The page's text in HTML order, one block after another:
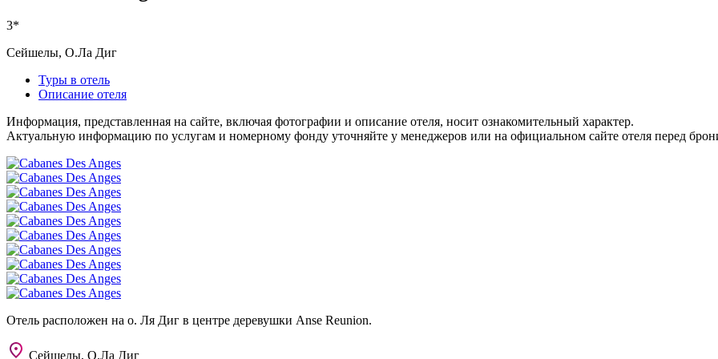
3*
Сейшелы, О.Ла Диг
Туры в отель
Описание отеля
Информация, представленная на сайте, включая фотографии и описание отеля, носит ознакомительный характер.
Актуальную информацию по услугам и номерному фонду уточняйте у менеджеров или на официальном сайте отеля перед
Отель расположен на о. Ля Диг в центре деревушки Anse Reunion.
Сейшелы, О.Ла Диг